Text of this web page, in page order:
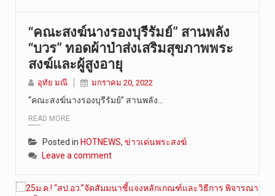
“คณะสงฆ์นางรองบุรีรัมย์” สานพลัง
“บวร” ทอดผ้าป่าส่งเสริมสุขภาพพระ
สงฆ์และผู้สูงอายุ
อุทัย มณี มกราคม 20, 2022
“คณะสงฆ์นางรองบุรีรัมย์” สานพลัง…
READ MORE
Posted in HOTNEWS, ข่าวเด่นพระสงฆ์
Leave a comment